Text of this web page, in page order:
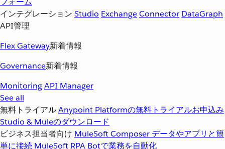
インテグレーション Studio ExchangeConnector DataGraph
API管理
Flex Gateway新着情報
Governance新着情報
MonitoringAPI Manager
See all
無料トライアルAnypoint Platformの無料トライアルお申込み
Studio & Muleのダウンロード
ビジネス担当者向け MuleSoft Composer データやアプリと簡
単に接続 MuleSoft RPA Botで業務を自動化